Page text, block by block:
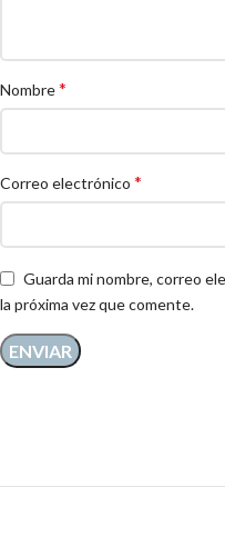
Nombre*
Correo electrónico *
Guarda mi nombre, correo
la próxima vez que comente.